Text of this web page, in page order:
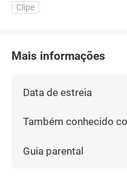
Clipe
Mais informações
Data de estreia
Também conhecido
Guia parental